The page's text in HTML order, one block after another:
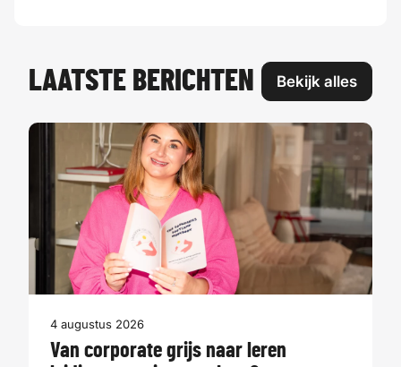
LAATSTE BERICHTEN Bekijk alles
4 augustus 2026
Van corporate grijs naar leren